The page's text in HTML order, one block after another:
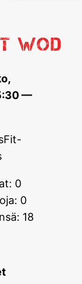
WOD
—
0
0
18